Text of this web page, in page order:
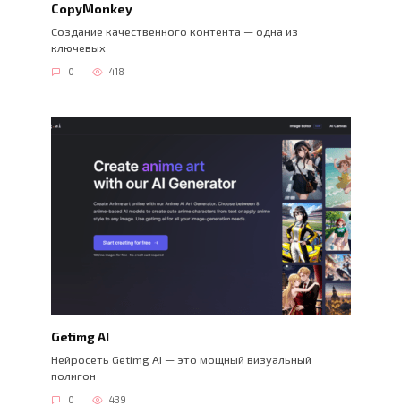
CopyMonkey
Создание качественного контента — одна из
ключевых
0 418
Getimg AI
Нейросеть Getimg AI — это мощный визуальный
полигон
0 439